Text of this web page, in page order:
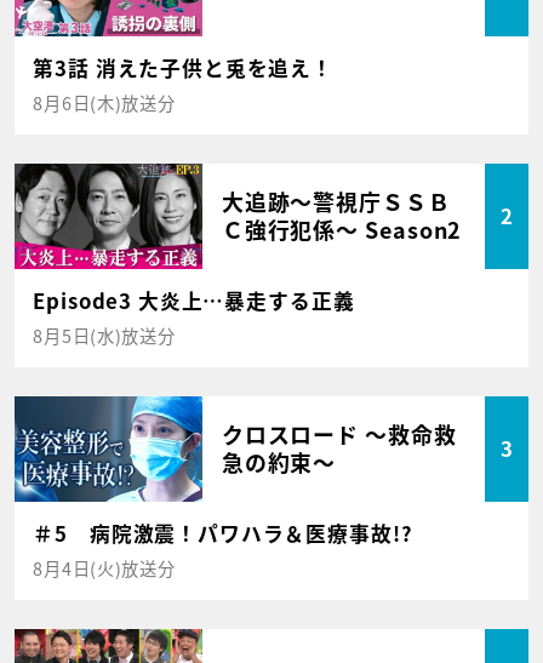
第3話 消えた子供と兎を追え！
8月6日(木)放送分
大追跡～警視庁ＳＳＢ
Ｃ強行犯係～ Season2
2
Episode3 大炎上…暴走する正義
8月5日(水)放送分
クロスロード ～救命救
急の約束～
3
＃5 病院激震！パワハラ＆医療事故!?
8月4日(火)放送分